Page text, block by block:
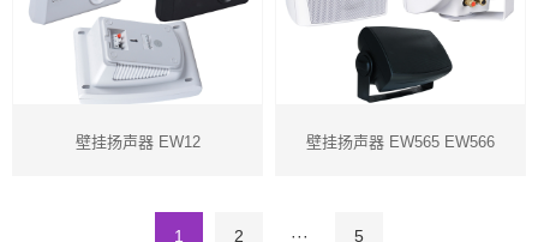
壁挂扬声器 EW12 壁挂扬声器 EW565 EW566
1 2 ··· 5